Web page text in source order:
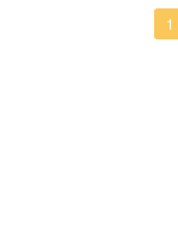
まにも影響が 1